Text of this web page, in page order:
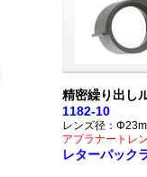
精密繰り出し
1182-10
レンズ径：
アプラナートレ
レターパック